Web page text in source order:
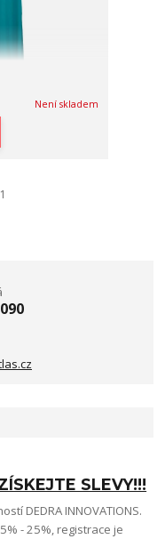
Není skladem
SLEVY!!!
DEDRA INNOVATIONS.
- 25%, registrace je